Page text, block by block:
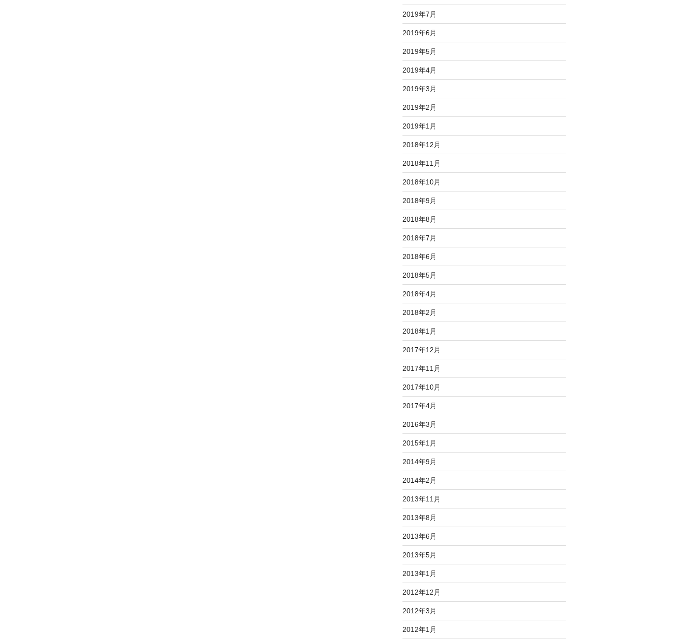
2019年7月
2019年6月
2019年5月
2019年4月
2019年3月
2019年2月
2019年1月
2018年12月
2018年11月
2018年10月
2018年9月
2018年8月
2018年7月
2018年6月
2018年5月
2018年4月
2018年2月
2018年1月
2017年12月
2017年11月
2017年10月
2017年4月
2016年3月
2015年1月
2014年9月
2014年2月
2013年11月
2013年8月
2013年6月
2013年5月
2013年1月
2012年12月
2012年3月
2012年1月